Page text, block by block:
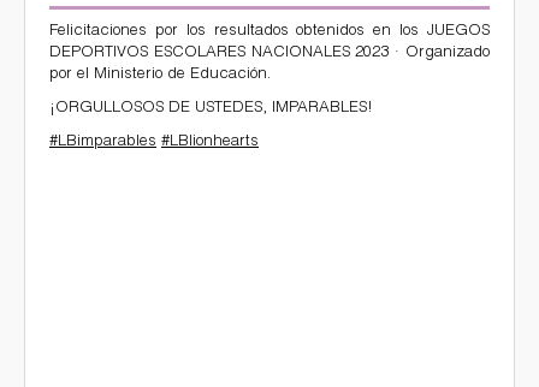
Felicitaciones por los resultados obtenidos en los JUEGOS
DEPORTIVOS ESCOLARES NACIONALES 2023 · Organizado
por el Ministerio de Educación.
¡ORGULLOSOS DE USTEDES, IMPARABLES!
#LBimparables #LBlionhearts